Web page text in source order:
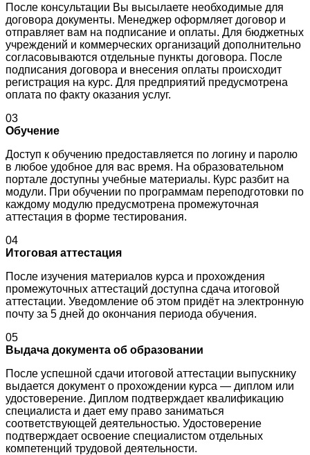
После консультации Вы высылаете необходимые для
договора документы. Менеджер оформляет договор и
отправляет вам на подписание и оплаты. Для бюджетных
учреждений и коммерческих организаций дополнительно
согласовываются отдельные пункты договора. После
подписания договора и внесения оплаты происходит
регистрация на курс. Для предприятий предусмотрена
оплата по факту оказания услуг.
03
Обучение
Доступ к обучению предоставляется по логину и паролю
в любое удобное для вас время. На образовательном
портале доступны учебные материалы. Курс разбит на
модули. При обучении по программам переподготовки по
каждому модулю предусмотрена промежуточная
аттестация в форме тестирования.
04
Итоговая аттестация
После изучения материалов курса и прохождения
промежуточных аттестаций доступна сдача итоговой
аттестации. Уведомление об этом придёт на электронную
почту за 5 дней до окончания периода обучения.
05
Выдача документа об образовании
После успешной сдачи итоговой аттестации выпускнику
выдается документ о прохождении курса — диплом или
удостоверение. Диплом подтверждает квалификацию
специалиста и дает ему право заниматься
соответствующей деятельностью. Удостоверение
подтверждает освоение специалистом отдельных
компетенций трудовой деятельности.